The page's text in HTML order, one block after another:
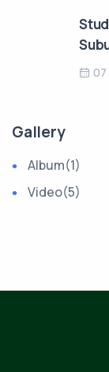
Gallery
Album(1)
Video(5)